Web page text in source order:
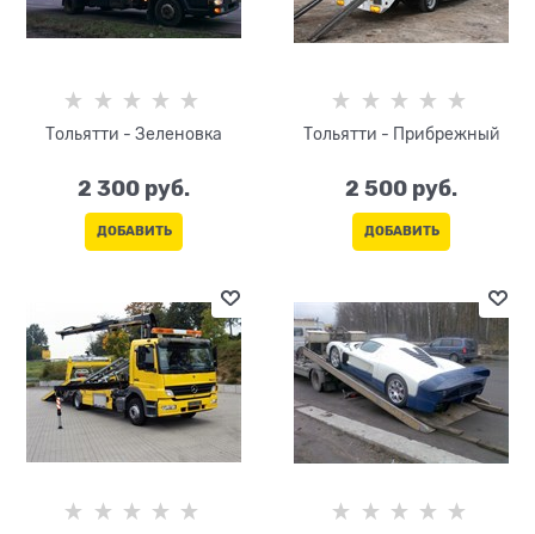
Тольятти - Зеленовка
2 300 руб.
ДОБАВИТЬ
Тольятти - Прибрежный
2 500 руб.
ДОБАВИТЬ